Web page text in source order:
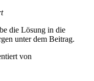
die Lösung in die
unter dem Beitrag.
von